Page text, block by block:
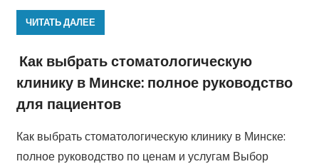
ЧИТАТЬ ДАЛЕЕ
Как выбрать стоматологическую
клинику в Минске: полное руководство
для пациентов
Как выбрать стоматологическую клинику в Минске:
полное руководство по ценам и услугам Выбор